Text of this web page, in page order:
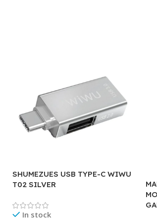
SHUMEZUES USB TYPE-C WIWU
T02 SILVER
In stock